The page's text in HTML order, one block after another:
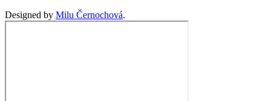
Designed by Milu Černochová.